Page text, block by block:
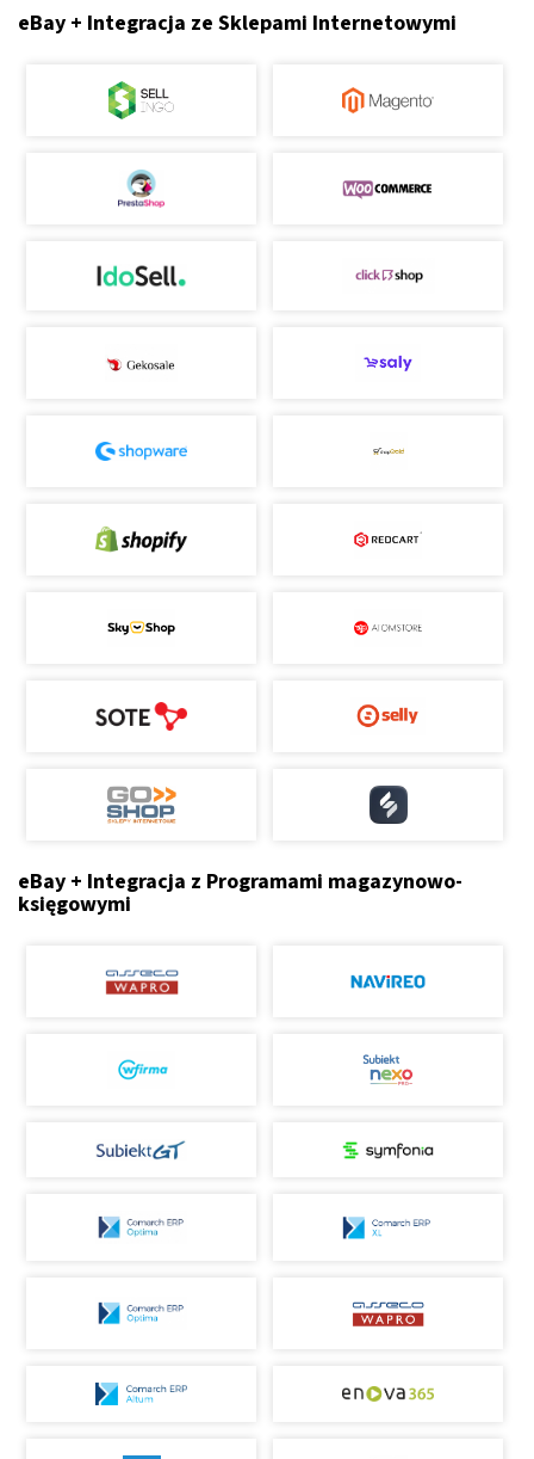
eBay + Integracja ze Sklepami Internetowymi
eBay + Integracja z Programami magazynowo-
księgowymi